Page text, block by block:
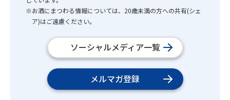
※お酒にまつわる情報については、20歳未満の方への共有(シェ
ア)はご遠慮ください。
ソーシャルメディア一覧
メルマガ登録